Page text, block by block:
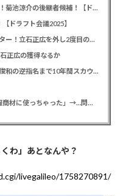
カープドラ3勝田成！近畿大163cmセカンド！菊池涼介の後継者候補！【ドラフト会議2025】
ドラフト会議2025】
カープドラ1平川蓮！187cmのスイッチヒッター！立石正広を外し2度目の重複も新井監督がクジを引き当てる！【ドラフト会議2025】
正広の獲得なるか
緒方孝市カープドラ3指名で青学出禁！澤﨑俊和の逆指名まで10年間スカウト出禁
【悲報】彼女「ごめん！俺くんの貯金、情報商材に使っちゃった」→…問い詰めたらギャン泣きされたんだが俺が悪いのか？
わ」あとなんや？
livegalileo/1758270891/